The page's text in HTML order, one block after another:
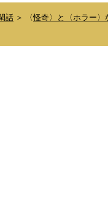
話 ＞ 〈怪奇〉と〈ホラー〉